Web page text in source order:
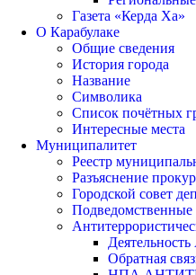
Газета «Керда Ха»
О Карабулаке
Общие сведения
История города
Название
Символика
Список почётных
Интересные места
Муниципалитет
Реестр
Разъяснение
Городской совет
Подведомственные
Обратная